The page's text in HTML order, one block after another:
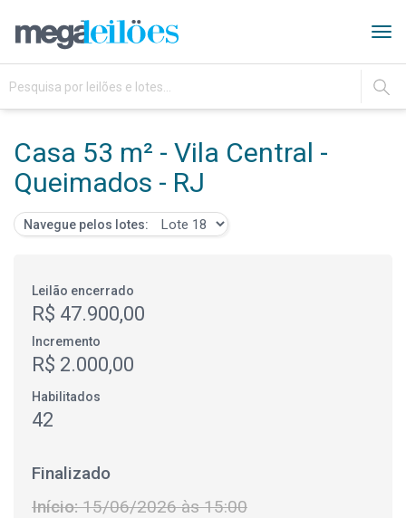
IR
Casa 53 m² - Vila Central -
Queimados - RJ
Navegue pelos lotes:
Leilão encerrado
R$ 47.900,00
Incremento
R$ 2.000,00
Habilitados
42
Finalizado
Início:15/06/2026 às 15:00